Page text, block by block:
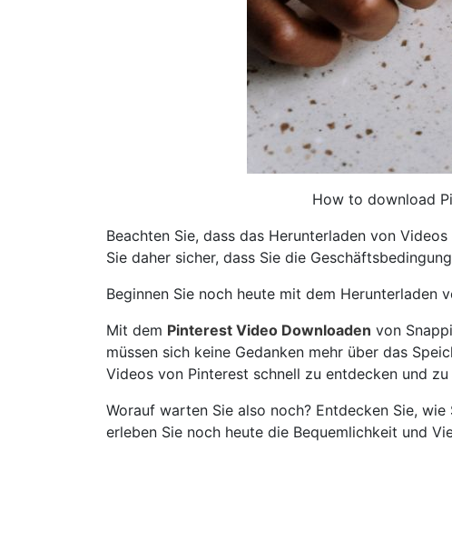
How to download
Beachten Sie, dass das Herunterladen von
Sie daher sicher, dass Sie die
Beginnen Sie noch heute mit dem Herunterladen
Mit dem Pinterest Video Downloaden von
müssen sich keine Gedanken mehr über das
Videos von Pinterest schnell zu entdecken und zu
Worauf warten Sie also noch? Entdecken Sie,
erleben Sie noch heute die Bequemlichkeit und